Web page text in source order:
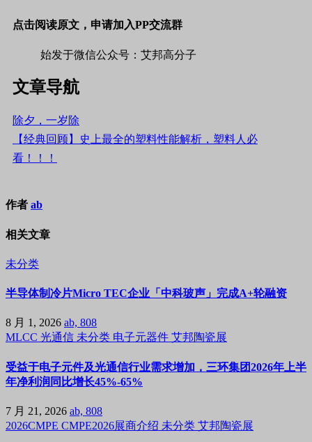
点击阅读原文，申请加入PP交流群
始发于微信公众号：艾邦高分子
文章导航
除夕，一岁除
【经典回顾】史上最全的塑料性能解析，塑料人必
看！！！
作者 ab
相关文章
未分类
半导体制冷片Micro TEC企业「中科玻声」完成A+轮融资
8 月 1, 2026 ab, 808
MLCC 光通信 未分类 电子元器件 艾邦陶瓷展
受益于电子元件及光通信行业需求增加，三环集团2026年上半
年净利润同比增长45%-65%
7 月 21, 2026 ab, 808
2026CMPE CMPE2026展商介绍 未分类 艾邦陶瓷展